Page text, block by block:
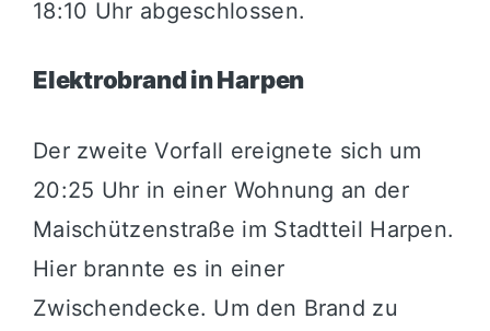
18:10 Uhr abgeschlossen.
Elektrobrand in Harpen
Der zweite Vorfall ereignete sich um
20:25 Uhr in einer Wohnung an der
Maischützenstraße im Stadtteil Harpen.
Hier brannte es in einer
Zwischendecke. Um den Brand zu